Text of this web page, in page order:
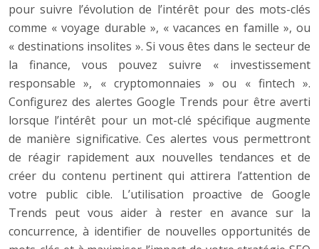
pour suivre l’évolution de l’intérêt pour des mots-clés
comme « voyage durable », « vacances en famille », ou
« destinations insolites ». Si vous êtes dans le secteur de
la finance, vous pouvez suivre « investissement
responsable », « cryptomonnaies » ou « fintech ».
Configurez des alertes Google Trends pour être averti
lorsque l’intérêt pour un mot-clé spécifique augmente
de manière significative. Ces alertes vous permettront
de réagir rapidement aux nouvelles tendances et de
créer du contenu pertinent qui attirera l’attention de
votre public cible. L’utilisation proactive de Google
Trends peut vous aider à rester en avance sur la
concurrence, à identifier de nouvelles opportunités de